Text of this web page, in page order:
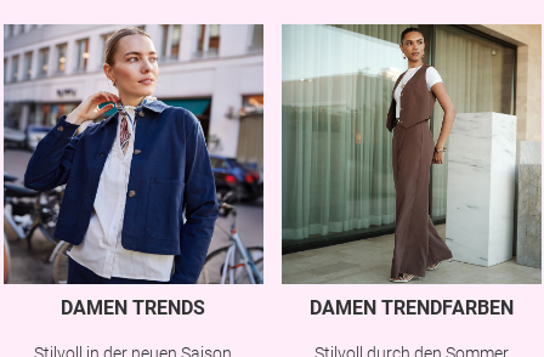
DAMEN TRENDS DAMEN TRENDFARBEN